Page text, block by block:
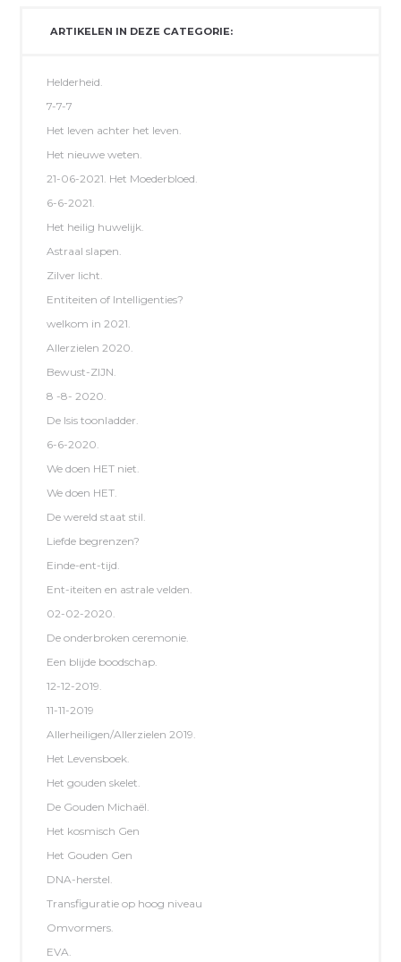
ARTIKELEN IN DEZE CATEGORIE:
Helderheid.
7-7-7
Het leven achter het leven.
Het nieuwe weten.
21-06-2021. Het Moederbloed.
6-6-2021.
Het heilig huwelijk.
Astraal slapen.
Zilver licht.
Entiteiten of Intelligenties?
welkom in 2021.
Allerzielen 2020.
Bewust-ZIJN.
8 -8- 2020.
De Isis toonladder.
6-6-2020.
We doen HET niet.
We doen HET.
De wereld staat stil.
Liefde begrenzen?
Einde-ent-tijd.
Ent-iteiten en astrale velden.
02-02-2020.
De onderbroken ceremonie.
Een blijde boodschap.
12-12-2019.
11-11-2019
Allerheiligen/Allerzielen 2019.
Het Levensboek.
Het gouden skelet.
De Gouden Michaël.
Het kosmisch Gen
Het Gouden Gen
DNA-herstel.
Transfiguratie op hoog niveau
Omvormers.
EVA.